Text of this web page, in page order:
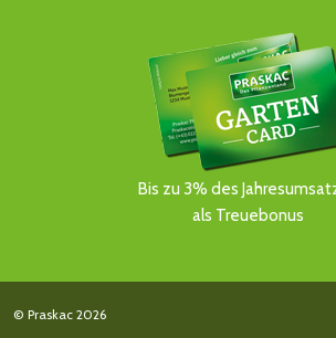
Bis zu 3% des
als Treuebonus
© Praskac 2026